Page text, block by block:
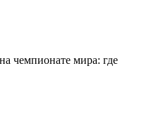
чемпионате мира: где